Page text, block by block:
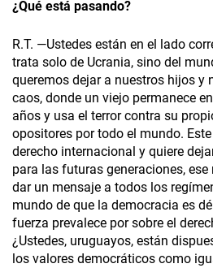
¿Qué está pasando?
R.T. —Ustedes están en el lado
trata solo de Ucrania, sino del
queremos dejar a nuestros hijos y
caos, donde un viejo permanece
años y usa el terror contra su
opositores por todo el mundo.
derecho internacional y quiere
para las futuras generaciones,
dar un mensaje a todos los
mundo de que la democracia es
fuerza prevalece por sobre el
¿Ustedes, uruguayos, están
los valores democráticos como